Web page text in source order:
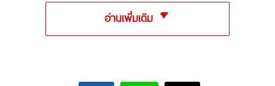
อ่านเพิ่มเติม